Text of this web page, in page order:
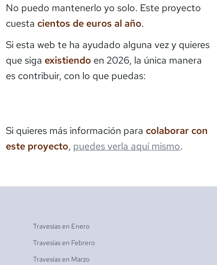
No puedo mantenerlo yo solo. Este proyecto
cuesta cientos de euros al año.
Si esta web te ha ayudado alguna vez y quieres
que siga existiendo en 2026, la única manera
es contribuir, con lo que puedas:
Si quieres más información para colaborar con
este proyecto, puedes verla aquí mismo.
Travesías en Enero
Travesías en Febrero
Travesías en Marzo